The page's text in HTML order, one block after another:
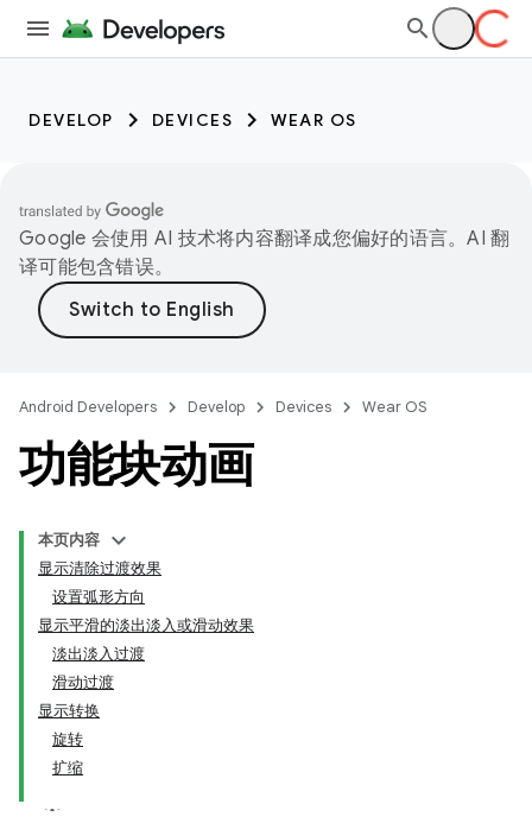
DEVELOP DEVICES WEAR OS
Google 会使用 AI 技术将内容翻译成您偏好的语言。AI 翻
译可能包含错误。
Android Developers Develop Devices Wear OS
功能块动画
本页内容
显示清除过渡效果
设置弧形方向
显示平滑的淡出淡入或滑动效果
淡出淡入过渡
滑动过渡
显示转换
旋转
扩缩